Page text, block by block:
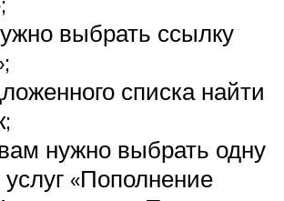
выбрать ссылку
списка найти
нужно выбрать одну
услуг «Пополнение